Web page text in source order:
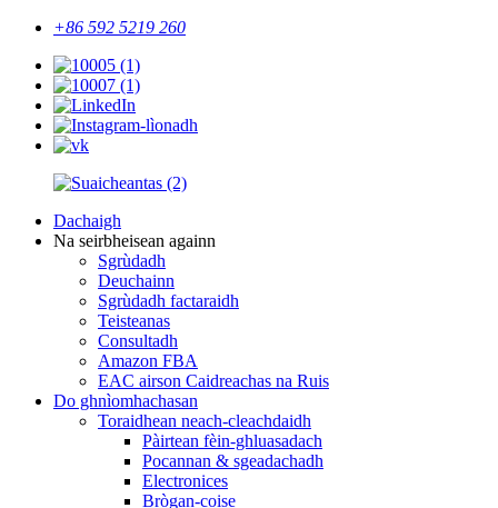
+86 592 5219 260
Dachaigh
Na seirbheisean againn
Sgrùdadh
Deuchainn
Sgrùdadh factaraidh
Teisteanas
Consultadh
Amazon FBA
EAC airson Caidreachas na Ruis
Do ghnìomhachasan
Toraidhean neach-cleachdaidh
Pàirtean fèin-ghluasadach
Pocannan & sgeadachadh
Electronices
Brògan-coise